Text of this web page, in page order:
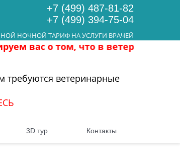
+7 (499) 487-81-82
+7 (499) 394-75-04
НОЧНОЙ ТАРИФ НА УСЛУГИ ВРАЧЕЙ
о том, что в ветеринарной
требуются ветеринарные
3D тур Контакты